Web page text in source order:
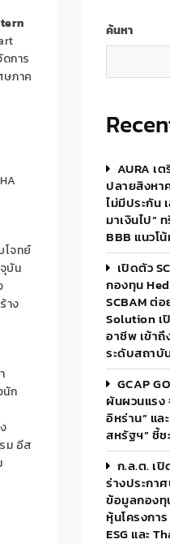
การ
ภาค
โจทย์
บัน
าง
นัก
ม อีส
ค้นหา
AURA เ
ปลายสิงหา
ไม่มีประกัน
มาเงินไป”
BBB แนวโ
เปิดตัว
กองทุน
SCBAM ต่
Solution เ
อาชีพ เข้า
ระดับสถาบั
GCAP
ผันผวนแรง
อิหร่าน” แล
สหรัฐฯ” ชี้
ก.ล.ต. เ
ร่างประกา
ข้อมูลกองทุ
หุ้นโครงกา
ESG และ